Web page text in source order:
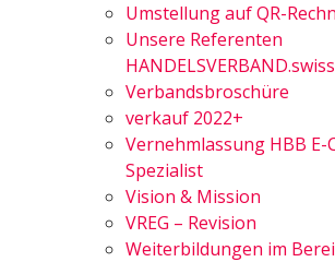
Umstellung auf QR-
Unsere Referenten
Verbandsbroschüre
verkauf 2022+
Vernehmlassung HBB E-
Spezialist
Vision & Mission
VREG – Revision
Weiterbildungen im